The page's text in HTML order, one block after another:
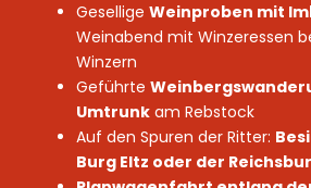
Gesellige Weinproben mit
Weinabend mit Winzeressen
Winzern
Geführte
Umtrunk am Rebstock
Auf den Spuren der Ritter:
Burg Eltz oder der